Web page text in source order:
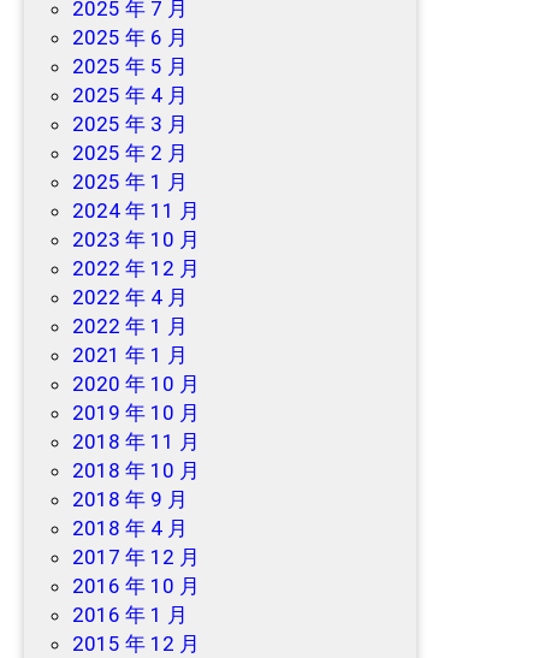
2025 年 7 月
2025 年 6 月
2025 年 5 月
2025 年 4 月
2025 年 3 月
2025 年 2 月
2025 年 1 月
2024 年 11 月
2023 年 10 月
2022 年 12 月
2022 年 4 月
2022 年 1 月
2021 年 1 月
2020 年 10 月
2019 年 10 月
2018 年 11 月
2018 年 10 月
2018 年 9 月
2018 年 4 月
2017 年 12 月
2016 年 10 月
2016 年 1 月
2015 年 12 月